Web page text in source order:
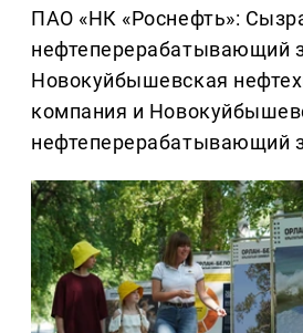
ПАО «НК «Роснефть»:
нефтеперерабатывающий
Новокуйбышевская
компания и
нефтеперерабатывающий